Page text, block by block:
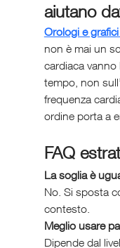
aiutano
Orologi e
non è mai un
cardiaca vanno
tempo, non
frequenza
ordine porta a
FAQ
La soglia è
No. Si sposta
contesto.
Meglio usare
Dipende dal